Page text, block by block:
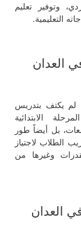
وتوفير تعليم
التعليمية.
العدان
لم يكتف بتدريس
الابتدائية
بل أيضاً طور
الطلاب لاجتياز
وغيرها من
العدان